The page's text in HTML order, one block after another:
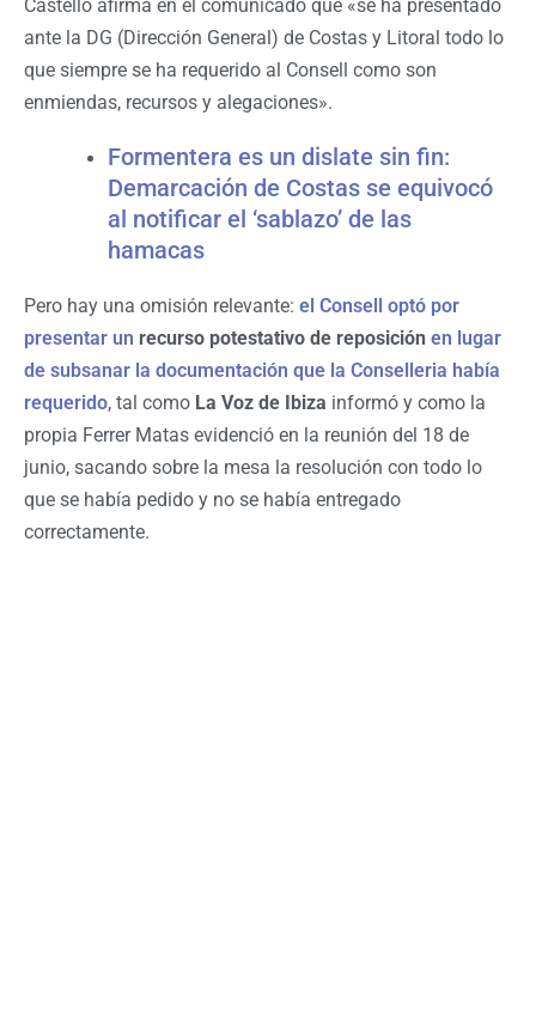
Castelló afirma en el comunicado que «se ha presentado
ante la DG (Dirección General) de Costas y Litoral todo lo
que siempre se ha requerido al Consell como son
enmiendas, recursos y alegaciones».
Formentera es un dislate sin fin:
Demarcación de Costas se equivocó
al notificar el ‘sablazo’ de las
hamacas
Pero hay una omisión relevante: el Consell optó por
presentar un recurso potestativo de reposición en lugar
de subsanar la documentación que la Conselleria había
requerido, tal como La Voz de Ibiza informó y como la
propia Ferrer Matas evidenció en la reunión del 18 de
junio, sacando sobre la mesa la resolución con todo lo
que se había pedido y no se había entregado
correctamente.